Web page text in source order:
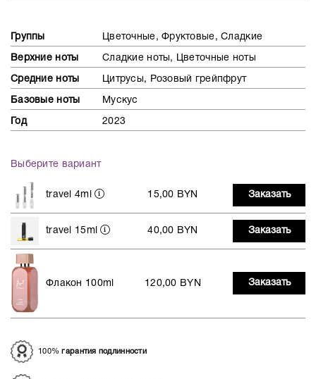
Группы Цветочные, Фруктовые, Сладкие
Верхние ноты Сладкие ноты, Цветочные ноты
Средние ноты Цитрусы, Розовый грейпфрут
Базовые ноты Мускус
Год 2023
Выберите вариант
travel 4ml 15,00 BYN Заказать
travel 15ml 40,00 BYN Заказать
Флакон 100ml 120,00 BYN Заказать
100%гарантия подлинности